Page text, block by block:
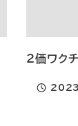
２価ワク
投稿日
2023